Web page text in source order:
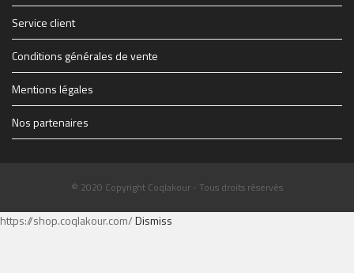
Service client
Conditions générales de vente
Mentions légales
Nos partenaires
© 2020 Copyright Coqlakour - Tous droits réservés
https://shop.coqlakour.com/Dismiss